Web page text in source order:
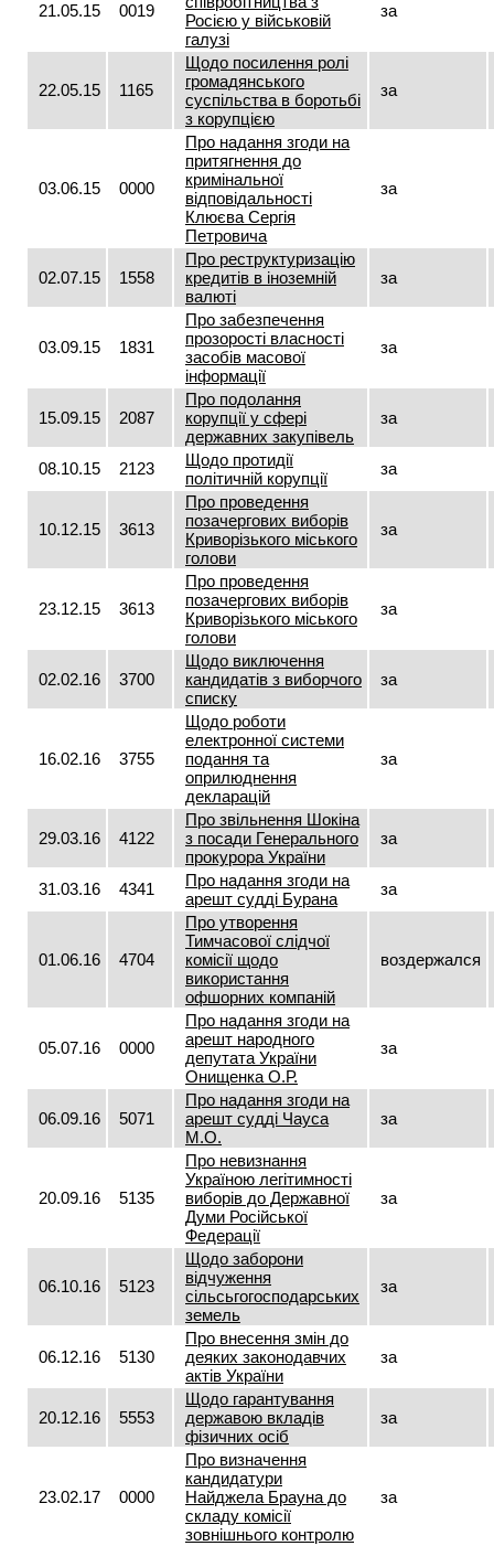
21.05.15 0019
Росією у військовій
галузі
за
22.05.15 1165
Щодо посилення ролі
громадянського
суспільства в боротьбі
з корупцією
за
03.06.15 0000
Про надання згоди на
притягнення до
кримінальної
відповідальності
Клюєва Сергія
Петровича
за
02.07.15 1558
Про реструктуризацію
кредитів в іноземній
валюті
за
03.09.15 1831
Про забезпечення
прозорості власності
засобів масової
інформації
за
15.09.15 2087
Про подолання
корупції у сфері
державних закупівель
за
08.10.15 2123
Щодо протидії
політичній корупції
за
10.12.15 3613
Про проведення
позачергових виборів
Криворізького міського
голови
за
23.12.15 3613
Про проведення
позачергових виборів
Криворізького міського
голови
за
02.02.16 3700
Щодо виключення
кандидатів з виборчого
списку
за
16.02.16 3755
Щодо роботи
електронної системи
подання та
оприлюднення
декларацій
за
29.03.16 4122
Про звільнення Шокіна
з посади Генерального
прокурора України
за
31.03.16 4341
Про надання згоди на
арешт судді Бурана
за
01.06.16 4704
Про утворення
Тимчасової слідчої
комісії щодо
використання
офшорних компаній
воздержался
05.07.16 0000
Про надання згоди на
арешт народного
депутата України
Онищенка О.Р.
за
06.09.16 5071
Про надання згоди на
арешт судді Чауса
М.О.
за
20.09.16 5135
Про невизнання
Україною легітимності
виборів до Державної
Думи Російської
Федерації
за
06.10.16 5123
Щодо заборони
відчуження
сільсьгогосподарських
земель
за
06.12.16 5130
Про внесення змін до
деяких законодавчих
актів України
за
20.12.16 5553
Щодо гарантування
державою вкладів
фізичних осіб
за
23.02.17 0000
Про визначення
кандидатури
Найджела Брауна до
складу комісії
зовнішнього контролю
за